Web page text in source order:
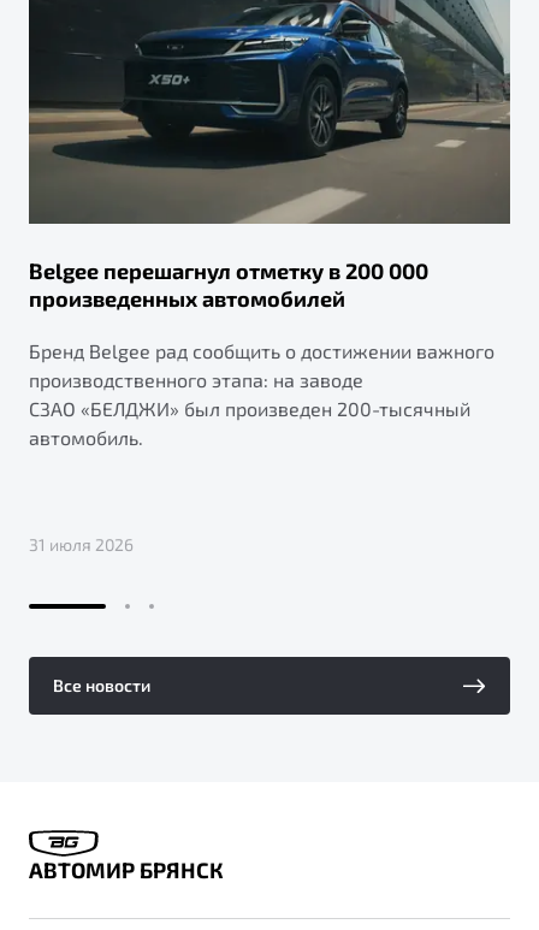
Belgee перешагнул отметку в 200 000
произведенных автомобилей
Бренд Belgee рад сообщить о достижении важного
производственного этапа: на заводе
СЗАО «БЕЛДЖИ» был произведен 200-тысячный
автомобиль.
31 июля 2026
Все новости
АВТОМИР БРЯНСК